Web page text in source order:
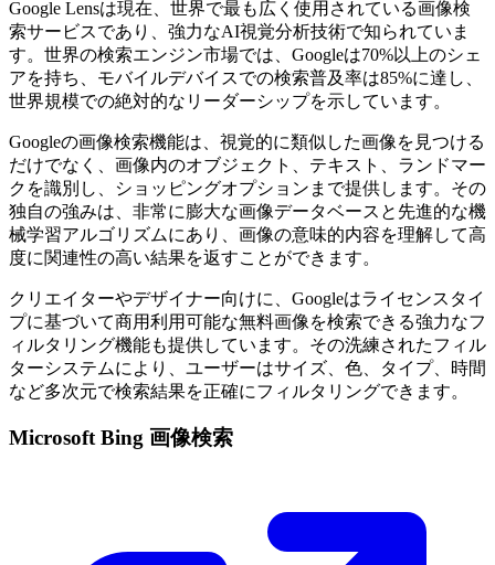
Google Lensは現在、世界で最も広く使用されている画像検
索サービスであり、強力なAI視覚分析技術で知られていま
す。世界の検索エンジン市場では、Googleは70%以上のシェ
アを持ち、モバイルデバイスでの検索普及率は85%に達し、
世界規模での絶対的なリーダーシップを示しています。
Googleの画像検索機能は、視覚的に類似した画像を見つける
だけでなく、画像内のオブジェクト、テキスト、ランドマー
クを識別し、ショッピングオプションまで提供します。その
独自の強みは、非常に膨大な画像データベースと先進的な機
械学習アルゴリズムにあり、画像の意味的内容を理解して高
度に関連性の高い結果を返すことができます。
クリエイターやデザイナー向けに、Googleはライセンスタイ
プに基づいて商用利用可能な無料画像を検索できる強力なフ
ィルタリング機能も提供しています。その洗練されたフィル
ターシステムにより、ユーザーはサイズ、色、タイプ、時間
など多次元で検索結果を正確にフィルタリングできます。
Microsoft Bing 画像検索